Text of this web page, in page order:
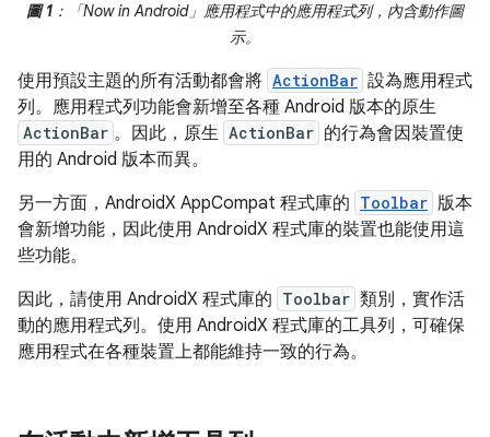
圖 1 ：「Now in Android」應用程式中的應用程式列，內含動作圖
示。
使用預設主題的所有活動都會將 ActionBar 設為應用程式
列。應用程式列功能會新增至各種 Android 版本的原生
ActionBar 。因此，原生 ActionBar 的行為會因裝置使
用的 Android 版本而異。
另一方面，AndroidX AppCompat 程式庫的 Toolbar 版本
會新增功能，因此使用 AndroidX 程式庫的裝置也能使用這
些功能。
因此，請使用 AndroidX 程式庫的 Toolbar 類別，實作活
動的應用程式列。使用 AndroidX 程式庫的工具列，可確保
應用程式在各種裝置上都能維持一致的行為。